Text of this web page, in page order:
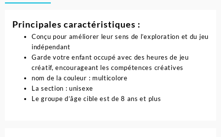
Principales caractéristiques :
Conçu pour améliorer leur sens de l’exploration et du jeu
indépendant
Garde votre enfant occupé avec des heures de jeu
créatif, encourageant les compétences créatives
nom de la couleur : multicolore
La section : unisexe
Le groupe d’âge cible est de 8 ans et plus